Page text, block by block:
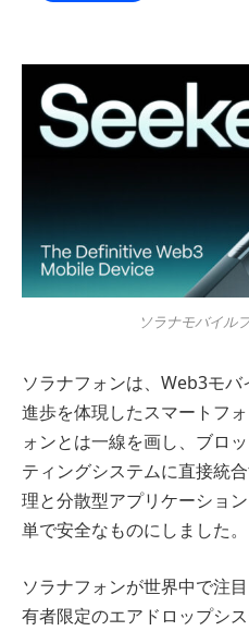
ソラナモバイル
ソラナフォンは、Web3モ
進歩を体現したスマートフ
ォンとは一線を画し、ブロ
ティングシステムに直接統
理と分散型アプリケーショ
単で安全なものにしました。
ソラナフォンが世界中で注
有者限定のエアドロップシ